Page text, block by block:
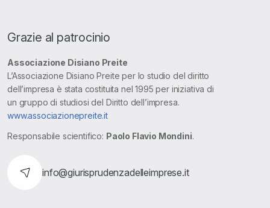
Grazie al patrocinio
Associazione Disiano Preite
L’Associazione Disiano Preite per lo studio del diritto
dell’impresa è stata costituita nel 1995 per iniziativa di
un gruppo di studiosi del Diritto dell’impresa.
www.associazionepreite.it
Responsabile scientifico: Paolo Flavio Mondini.
info@giurisprudenzadelleimprese.it